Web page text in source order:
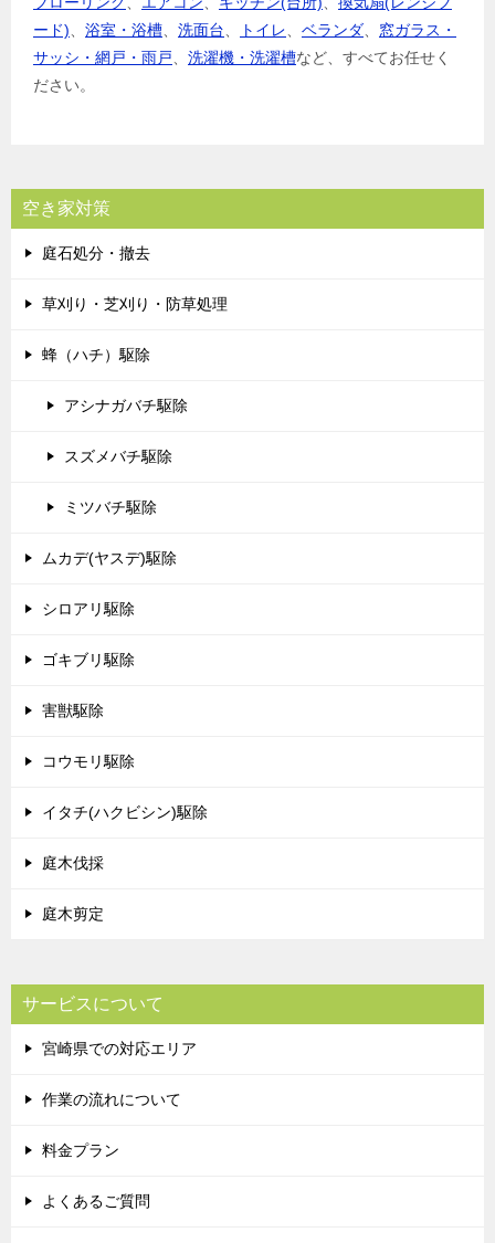
ード)、 浴室・浴槽、 洗面台、 トイレ、 ベランダ、 窓ガラス・
サッシ・網戸・雨戸、 洗濯機・洗濯槽など、すべてお任せく
ださい。
空き家対策
庭石処分・撤去
草刈り・芝刈り・防草処理
蜂（ハチ）駆除
アシナガバチ駆除
スズメバチ駆除
ミツバチ駆除
ムカデ(ヤスデ)駆除
シロアリ駆除
ゴキブリ駆除
害獣駆除
コウモリ駆除
イタチ(ハクビシン)駆除
庭木伐採
庭木剪定
サービスについて
宮崎県での対応エリア
作業の流れについて
料金プラン
よくあるご質問